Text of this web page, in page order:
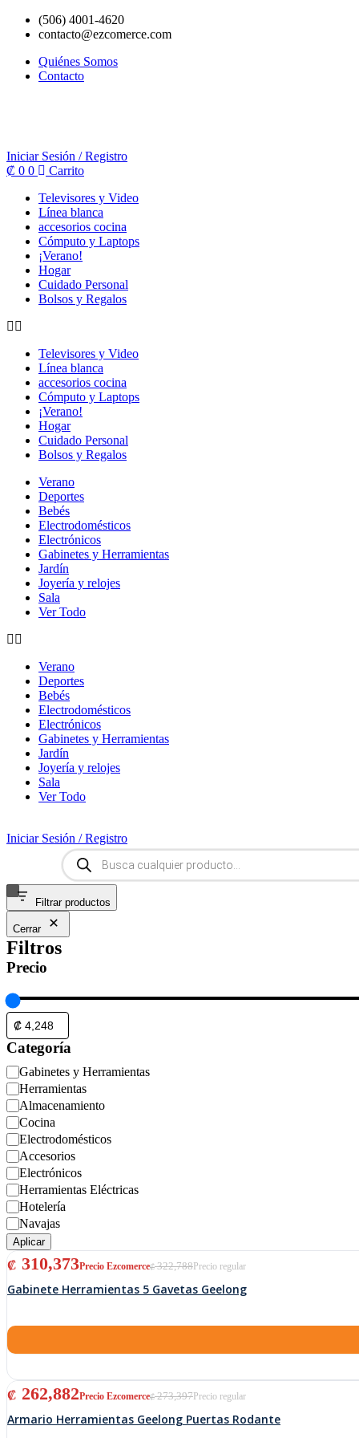
(506) 4001-4620
contacto@ezcomerce.com
Quiénes Somos
Contacto
Iniciar Sesión / Registro
₡ 0 0
Carrito
Televisores y Video
Línea blanca
accesorios cocina
Cómputo y Laptops
¡Verano!
Hogar
Cuidado Personal
Bolsos y Regalos
Televisores y Video
Línea blanca
accesorios cocina
Cómputo y Laptops
¡Verano!
Hogar
Cuidado Personal
Bolsos y Regalos
Verano
Deportes
Bebés
Electrodomésticos
Electrónicos
Gabinetes y Herramientas
Jardín
Joyería y relojes
Sala
Ver Todo
Verano
Deportes
Bebés
Electrodomésticos
Electrónicos
Gabinetes y Herramientas
Jardín
Joyería y relojes
Sala
Ver Todo
Iniciar Sesión / Registro
Búsqueda
de
productos
Filtrar productos
Cerrar
Filtros
Precio
Categoría
Categoría
Gabinetes y Herramientas
Herramientas
Almacenamiento
Cocina
Electrodomésticos
Accesorios
Electrónicos
Herramientas Eléctricas
Hotelería
Navajas
Aplicar
₡322,788
El precio original era: ₡ 322,788.
₡ 310,373
El precio actual es: ₡ 310,373.
Gabinete Herramientas 5 Gavetas Geelong
₡273,397
El precio original era: ₡ 273,397.
₡ 262,882
El precio actual es: ₡ 262,882.
Armario Herramientas Geelong Puertas Rodante